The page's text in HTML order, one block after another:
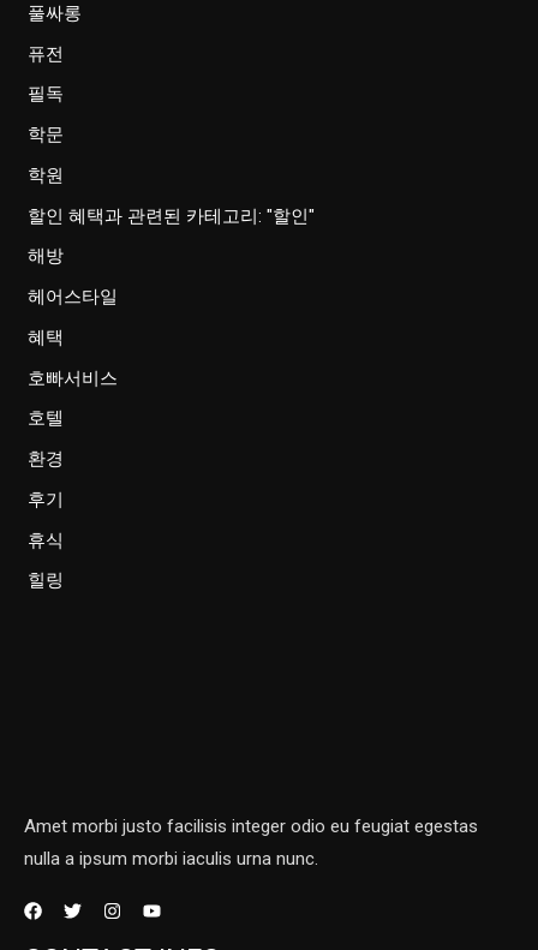
풀싸롱
퓨전
필독
학문
학원
할인 혜택과 관련된 카테고리: "할인"
해방
헤어스타일
혜택
호빠서비스
호텔
환경
후기
휴식
힐링
Amet morbi justo facilisis integer odio eu feugiat egestas
nulla a ipsum morbi iaculis urna nunc.